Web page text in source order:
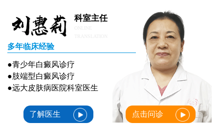
科室主任
多年临床经验
●青少年白癜风诊疗
●肢端型白癜风诊疗
●远大皮肤病医院科室医生
了解医生 点击问诊